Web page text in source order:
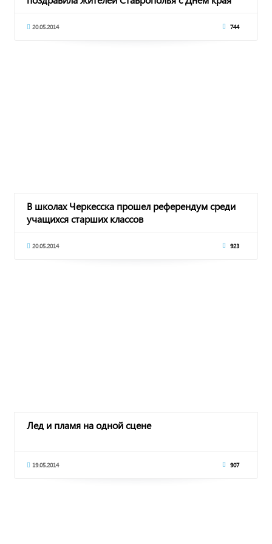
20.05.2014 744
В школах Черкесска прошел референдум среди
учащихся старших классов
20.05.2014 923
Лед и пламя на одной сцене
19.05.2014 907